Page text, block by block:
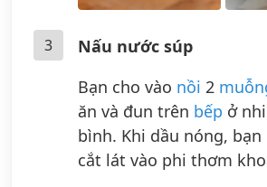
3
Nấu nước súp
Bạn cho vào nồi 2
ăn và đun trên bếp ở
bình. Khi dầu nóng,
cắt lát vào phi thơm